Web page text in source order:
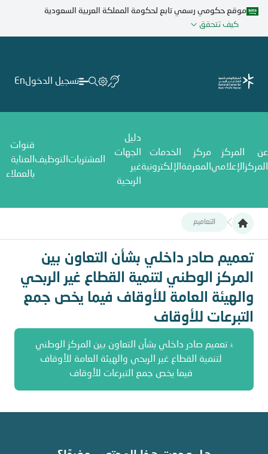
تجاوز
المحتوى
موقع حكومي رسمي تابع لحكومة المملكة العربية السعودية
كيف تتحقق
تسجيل الدخولEn
عن
المركز
المركز
الإعلامي
مركز
المعرفة
الخدمات
الإلكترونية
دليل
الجهات
غير
الربحية
المشتريات التوظيف
قنوات
العناية
بالعملاء
التعاميم
تعميم صادر داخلي بشأن التعاون بين المركز الوطني لتنمية القطاع
تعميم صادر داخلي بشأن التعاون بين
المركز الوطني لتنمية القطاع غير الربحي
والهيئة العامة للأوقاف فيما يخص جمع
التبرعات للأوقاف
تعميم صادر داخلي بشأن التعاون بين المركز الوطني
لتنمية القطاع غير الربحي والهيئة العامة للأوقاف
فيما يخص جمع التبرعات للأوقاف